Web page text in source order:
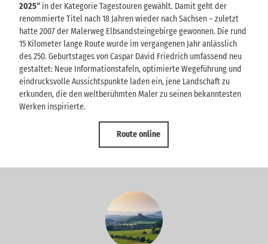
2025“ in der Kategorie Tagestouren gewählt. Damit geht der
renommierte Titel nach 18 Jahren wieder nach Sachsen – zuletzt
hatte 2007 der Malerweg Elbsandsteingebirge gewonnen. Die rund
15 Kilometer lange Route wurde im vergangenen Jahr anlässlich
des 250. Geburtstages von Caspar David Friedrich umfassend neu
gestaltet: Neue Informationstafeln, optimierte Wegeführung und
eindrucksvolle Aussichtspunkte laden ein, jene Landschaft zu
erkunden, die den weltberühmten Maler zu seinen bekanntesten
Werken inspirierte.
Route online